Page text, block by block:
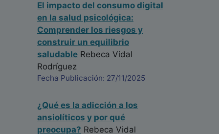
El impacto del consumo digital
en la salud psicológica:
Comprender los riesgos y
construir un equilibrio
saludable Rebeca Vidal
Rodríguez
Fecha Publicación: 27/11/2025
¿Qué es la adicción a los
ansiolíticos y por qué
preocupa? Rebeca Vidal